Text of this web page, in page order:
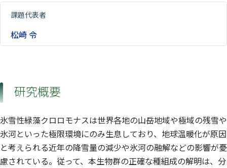
課題代表者
松崎 令
研究概要
氷雪性緑藻クロロモナスは世界各地の山岳地域や極域の残雪や
氷河といった極限環境にのみ生息しており、地球温暖化が原因
と考えられる近年の降雪量の減少や氷河の融解などの影響が憂
慮されている。従って、本生物群の正確な種組成の解明は、分